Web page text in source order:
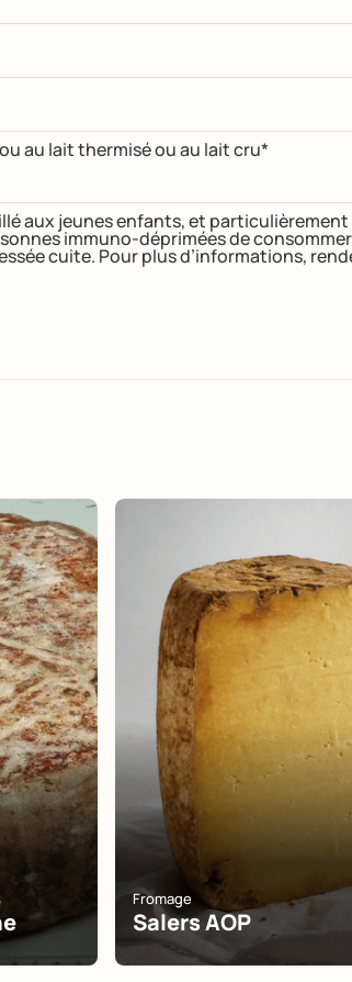
au lait thermisé ou au lait cru*
aux jeunes enfants, et particulièrement
immuno-déprimées de
cuite. Pour plus d’informations,
Fromage
Salers AOP